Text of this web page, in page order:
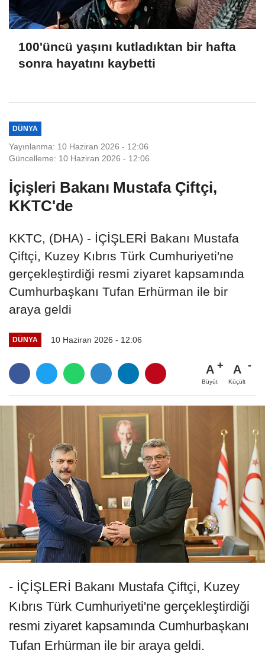
100'üncü yaşını kutladıktan bir hafta
sonra hayatını kaybetti
DÜNYA
Yayınlanma: 10 Haziran 2026 - 12:06
Güncelleme: 10 Haziran 2026 - 12:06
İçişleri Bakanı Mustafa Çiftçi,
KKTC'de
KKTC, (DHA) - İÇİŞLERİ Bakanı Mustafa
Çiftçi, Kuzey Kıbrıs Türk Cumhuriyeti'ne
gerçekleştirdiği resmi ziyaret kapsamında
Cumhurbaşkanı Tufan Erhürman ile bir
araya geldi
DÜNYA 10 Haziran 2026 - 12:06
A
Büyüt
A
Küçült
- İÇİŞLERİ Bakanı Mustafa Çiftçi, Kuzey
Kıbrıs Türk Cumhuriyeti'ne gerçekleştirdiği
resmi ziyaret kapsamında Cumhurbaşkanı
Tufan Erhürman ile bir araya geldi.